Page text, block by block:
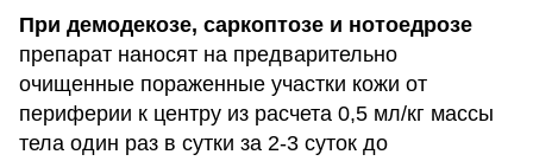
При демодекозе, саркоптозе и нотоедрозе
препарат наносят на предварительно
очищенные пораженные участки кожи от
периферии к центру из расчета 0,5 мл/кг массы
тела один раз в сутки за 2-3 суток до